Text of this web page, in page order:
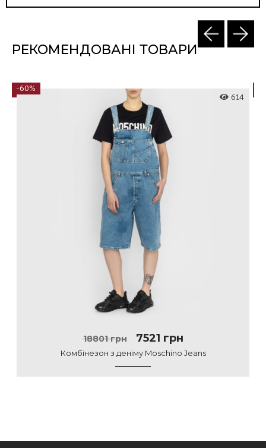
РЕКОМЕНДОВАНІ ТОВАРИ
-60%
18801 грн 7521 грн
Комбінезон з деніму Moschino Jeans
614